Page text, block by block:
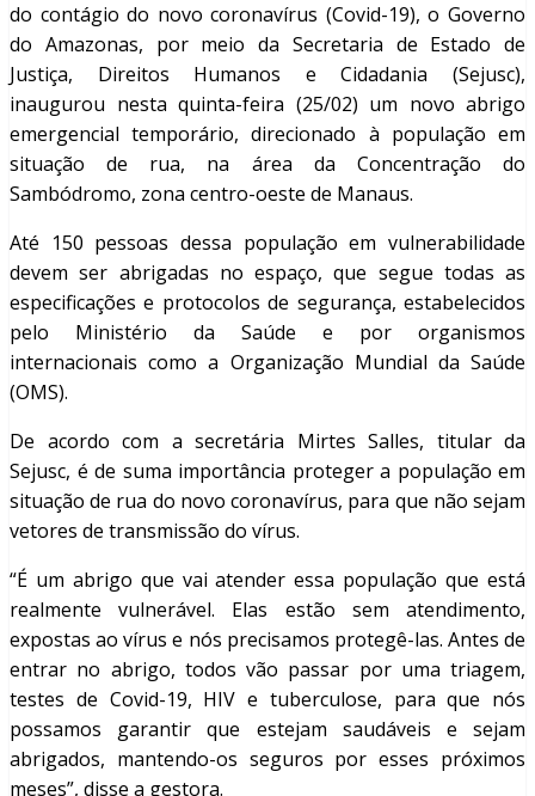
do contágio do novo coronavírus (Covid-19), o Governo
do Amazonas, por meio da Secretaria de Estado de
Justiça, Direitos Humanos e Cidadania (Sejusc),
inaugurou nesta quinta-feira (25/02) um novo abrigo
emergencial temporário, direcionado à população em
situação de rua, na área da Concentração do
Sambódromo, zona centro-oeste de Manaus.
Até 150 pessoas dessa população em vulnerabilidade
devem ser abrigadas no espaço, que segue todas as
especificações e protocolos de segurança, estabelecidos
pelo Ministério da Saúde e por organismos
internacionais como a Organização Mundial da Saúde
(OMS).
De acordo com a secretária Mirtes Salles, titular da
Sejusc, é de suma importância proteger a população em
situação de rua do novo coronavírus, para que não sejam
vetores de transmissão do vírus.
“É um abrigo que vai atender essa população que está
realmente vulnerável. Elas estão sem atendimento,
expostas ao vírus e nós precisamos protegê-las. Antes de
entrar no abrigo, todos vão passar por uma triagem,
testes de Covid-19, HIV e tuberculose, para que nós
possamos garantir que estejam saudáveis e sejam
abrigados, mantendo-os seguros por esses próximos
meses”, disse a gestora.